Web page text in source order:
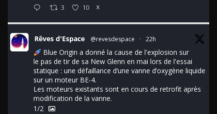
3 10 X
Rêves d'Espace @revesdespace · 22h
Blue Origin a donné la cause de l'explosion sur
le pas de tir de sa New Glenn en mai lors de l'essai
statique : une défaillance d’une vanne d’oxygène liquide
sur un moteur BE-4.
Les moteurs existants sont en cours de retrofit après
modification de la vanne.
1/2